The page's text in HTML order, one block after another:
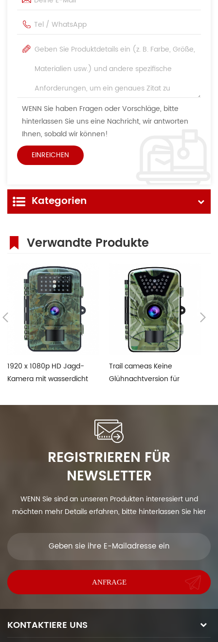
WENN Sie haben Fragen oder Vorschläge, bitte
hinterlassen Sie uns eine Nachricht, wir antworten
Ihnen, sobald wir können!
Kategorien
Verwandte Produkte
1920 x 1080p HD Jagd-
Kamera mit wasserdicht
Trail cameas Keine
Glühnachtversion für
REGISTRIEREN FÜR
NEWSLETTER
WENN Sie sind an unseren Produkten interessiert und
möchten mehr Details erfahren, bitte hinterlassen Sie hier
KONTAKTIERE UNS